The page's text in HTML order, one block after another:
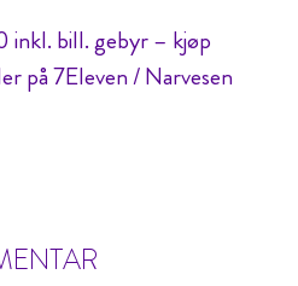
inkl. bill. gebyr – kjøp
på 7Eleven / Narvesen